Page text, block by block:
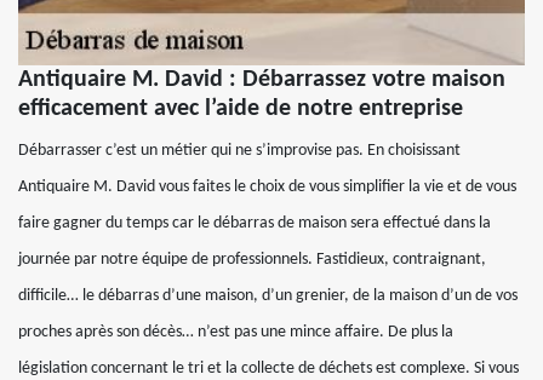
Antiquaire M. David : Débarrassez votre maison
efficacement avec l’aide de notre entreprise
Débarrasser c’est un métier qui ne s’improvise pas. En choisissant
Antiquaire M. David vous faites le choix de vous simplifier la vie et de vous
faire gagner du temps car le débarras de maison sera effectué dans la
journée par notre équipe de professionnels. Fastidieux, contraignant,
difficile… le débarras d’une maison, d’un grenier, de la maison d’un de vos
proches après son décès… n’est pas une mince affaire. De plus la
législation concernant le tri et la collecte de déchets est complexe. Si vous